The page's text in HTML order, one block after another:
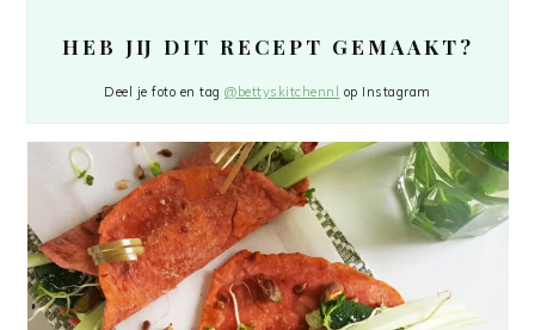
HEB JIJ DIT RECEPT GEMAAKT?
Deel je foto en tag@bettyskitchennl op Instagram